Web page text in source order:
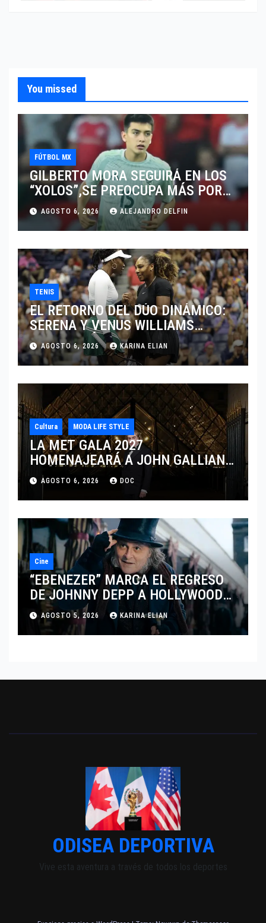
You missed
FÚTBOL MX
GILBERTO MORA SEGUIRÁ EN LOS
“XOLOS”,SE PREOCUPA MÁS POR
JUGAR EN SU EQUIPO.
AGOSTO 6, 2026 ALEJANDRO DELFIN
TENIS
EL RETORNO DEL DÚO DINÁMICO:
SERENA Y VENUS WILLIAMS
DISPUTARÁN LOS DOBLES EN
CINCINNATI 2026
AGOSTO 6, 2026 KARINA ELIAN
Cultura MODA LIFE STYLE
LA MET GALA 2027
HOMENAJEARÁ A JOHN GALLIANO
MARCANDO EL REGRESO DEL REY
DEL DRAMATISMO
AGOSTO 6, 2026 DOC
Cine
“EBENEZER” MARCA EL REGRESO
DE JOHNNY DEPP A HOLLYWOOD
TRAS SU PASO POR EL CINE
INDEPENDIENTE EUROPEO
AGOSTO 5, 2026 KARINA ELIAN
ODISEA DEPORTIVA
Vive esta aventura a través de todos los deportes